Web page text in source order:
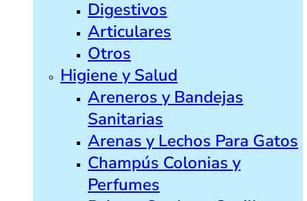
Digestivos
Articulares
Otros
Higiene y Salud
Areneros y Bandejas
Sanitarias
Arenas y Lechos Para Gatos
Champús Colonias y
Perfumes